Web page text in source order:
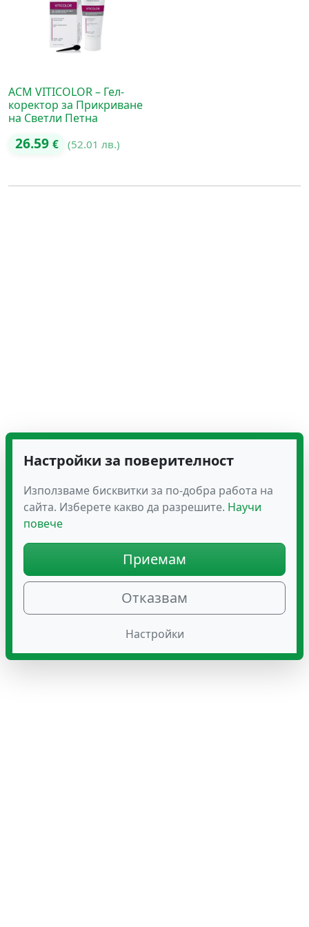
ACM VITICOLOR – Гел-
коректор за Прикриване
на Светли Петна
26.59 € (52.01 лв.)
Настройки за поверителност
Използваме бисквитки за по-добра работа на
сайта. Изберете какво да разрешите. Научи
повече
Приемам
Отказвам
Настройки